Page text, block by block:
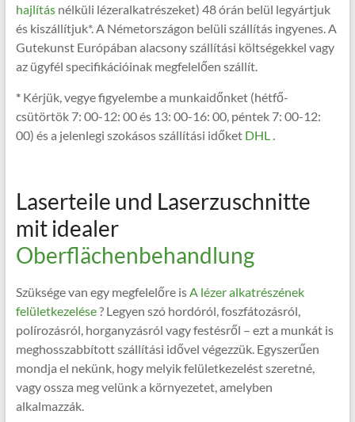
hajlításnélküli lézeralkatrészeket) 48 órán belül legyártjuk
és kiszállítjuk*. A Németországon belüli szállítás ingyenes. A
Gutekunst Európában alacsony szállítási költségekkel vagy
az ügyfél specifikációinak megfelelően szállít.
*Kérjük, vegye figyelembe a munkaidőnket (hétfő-
csütörtök 7: 00-12: 00 és 13: 00-16: 00, péntek 7: 00-12:
00) és a jelenlegi szokásos szállítási időketDHL.
Laserteile und Laserzuschnitte
mit idealer
Oberflächenbehandlung
Szüksége van egy megfelelőre isA lézer alkatrészének
felületkezelése? Legyen szó hordóról, foszfátozásról,
polírozásról, horganyzásról vagy festésről – ezt a munkát is
meghosszabbított szállítási idővel végezzük. Egyszerűen
mondja el nekünk, hogy melyik felületkezelést szeretné,
vagy ossza meg velünk a környezetet, amelyben
alkalmazzák.